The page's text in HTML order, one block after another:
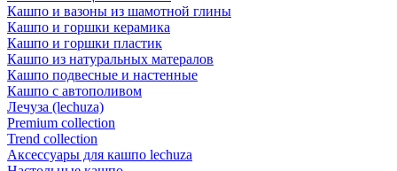
Кашпо и вазоны из шамотной глины
Кашпо и горшки керамика
Кашпо и горшки пластик
Кашпо из натуральных матералов
Кашпо подвесные и настенные
Кашпо с автополивом
Лечуза (lechuza)
Premium collection
Trend collection
Аксессуары для кашпо lechuza